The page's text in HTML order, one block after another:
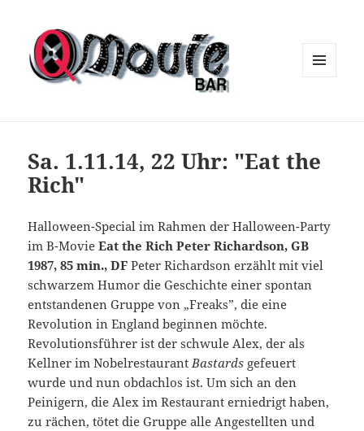
Sa. 1.11.14, 22 Uhr: "Eat the
Rich"
Halloween-Special im Rahmen der Halloween-Party
im B-MovieEat the Rich Peter Richardson, GB
1987, 85 min., DF Peter Richardson erzählt mit viel
schwarzem Humor die Geschichte einer spontan
entstandenen Gruppe von „Freaks”, die eine
Revolution in England beginnen möchte.
Revolutionsführer ist der schwule Alex, der als
Kellner im NobelrestaurantBastards gefeuert
wurde und nun obdachlos ist. Um sich an den
Peinigern, die Alex im Restaurant erniedrigt haben,
zu rächen, tötet die Gruppe alle Angestellten und